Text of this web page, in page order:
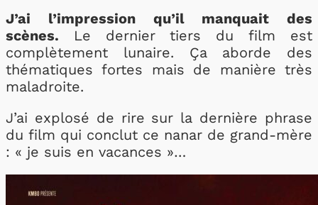
J’ai l’impression qu’il manquait des
scènes. Le dernier tiers du film est
complètement lunaire. Ça aborde des
thématiques fortes mais de manière très
maladroite.
J’ai explosé de rire sur la dernière phrase
du film qui conclut ce nanar de grand-mère
: « je suis en vacances »…